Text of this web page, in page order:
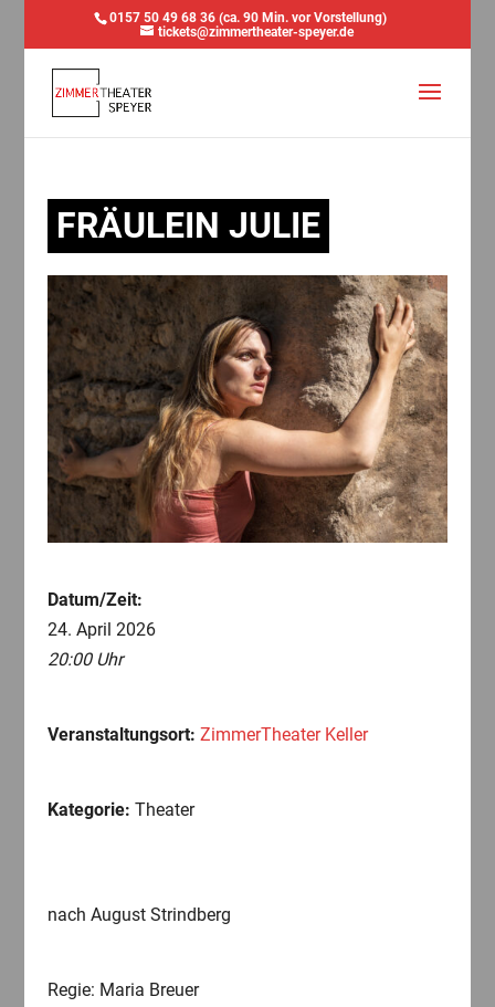
0157 50 49 68 36 (ca. 90 Min. vor Vorstellung)
tickets@zimmertheater-speyer.de
FRÄULEIN JULIE
Datum/Zeit:
24. April 2026
20:00 Uhr
Veranstaltungsort: ZimmerTheater Keller
Kategorie: Theater
nach August Strindberg
Regie: Maria Breuer